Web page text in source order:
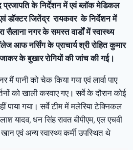
प्रजापति के निर्देशन में एवं ब्लॉक मेडिकल
डॉक्टर जितेंद्र रायकवर के निर्देशन में
सैलाना नगर के समस्त वार्डों में स्वास्थ्य
आफ नर्सिंग के प्राचार्य श्री रोहित कुमार
जाकर के बुखार रोगियों की जांच की गई।
मैं पानी को चेक किया गया एवं लार्वा पाए
को खाली करवाए गए। सर्वे के दौरान कोई
पाया गया। सर्वे टीम में मलेरिया टेक्निकल
यादव, धन सिंह रावत बीपीएम, एल एचवी
खान एवं अन्य स्वास्थ्य कर्मी उपस्थित थे